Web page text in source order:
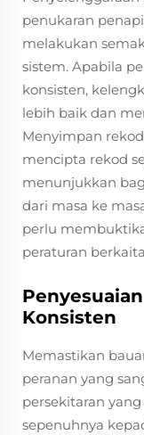
penukaran
melakukan
sistem. Apabila
konsisten,
lebih baik dan
Menyimpan
mencipta rekod
menunjukkan
dari masa ke
perlu
peraturan
Konsisten
Memastikan
peranan yang
persekitaran
sepenuhnya